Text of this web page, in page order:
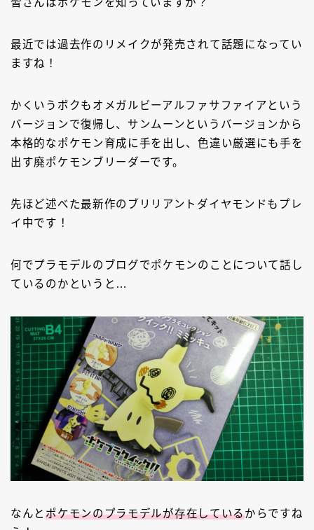
皆さんはポケモンを知っていますか？
最近では過去作のリメイクが発売されて話題になってい
ますね！
かくいうボクもオメガルビーアルファサファイアという
バージョンで復帰し、サンムーンというバージョンから
本格的なポケモン育成に手を出し、色違い厳選にも手を
出す廃ポケモンブリーダーです。
先ほど述べた最新作のブリリアントダイヤモンドもプレ
イ中です！
何でプラモデルのブログでポケモンのことについて話し
ているのかというと…
なんとポケモンのプラモデルが存在しているからですね